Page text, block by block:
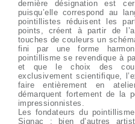
dernière désignation est
puisqu’elle correspond au
pointillistes réduisent les
points, créent à partir de
touches de couleurs un
fini par une forme
pointillisme se revendique à
et que le choix des
exclusivement scientifique,
faire entièrement en
démarquent fortement de la
impressionnistes.
Les fondateurs du
Signac ; bien d’autres